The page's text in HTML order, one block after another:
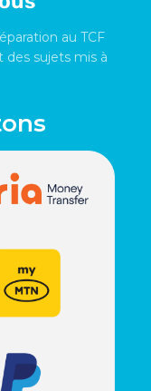
au TCF
des sujets mis à